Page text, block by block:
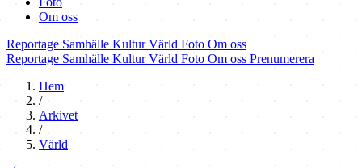
Om oss
Reportage Samhälle KulturVärld Foto Om oss
Reportage Samhälle KulturVärld Foto Om oss Prenumerera
Hem
/
Arkivet
/
Värld